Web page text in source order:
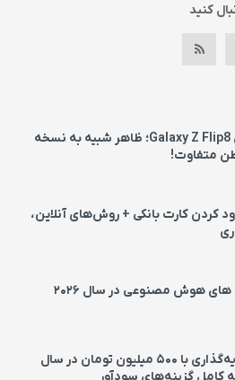
کنید
بررسی گوشی Galaxy Z Flip8؛ ظاهر شبیه به نسخه
متفاوت!
کردن کارت بانکی + روش‌های آنلاین،
هوش مصنوعی در سال ۲۰۲۶
بهترین سرمایه‌گذاری با ۵۰۰ میلیون تومان در سال